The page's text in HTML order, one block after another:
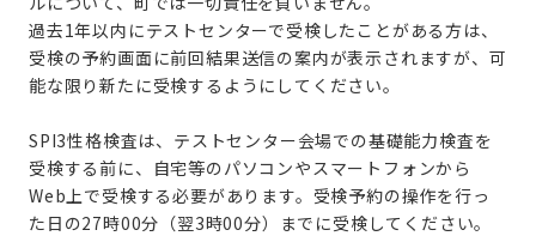
過去1年以内にテストセンターで受検したことがある方は、
受検の予約画面に前回結果送信の案内が表示されますが、可
能な限り新たに受検するようにしてください。
SPI3性格検査は、テストセンター会場での基礎能力検査を
受検する前に、自宅等のパソコンやスマートフォンから
Web上で受検する必要があります。受検予約の操作を行っ
た日の27時00分（翌3時00分）までに受検してください。